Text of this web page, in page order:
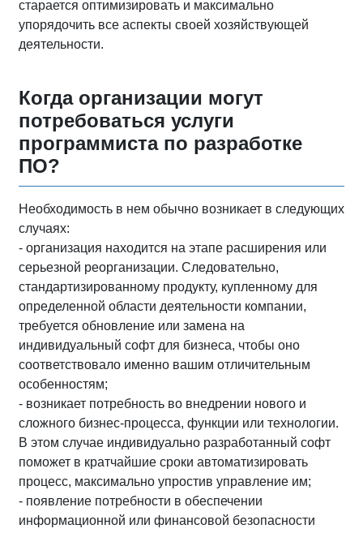
старается оптимизировать и максимально
упорядочить все аспекты своей хозяйствующей
деятельности.
Когда организации могут
потребоваться услуги
программиста по разработке
ПО?
Необходимость в нем обычно возникает в следующих
случаях:
- организация находится на этапе расширения или
серьезной реорганизации. Следовательно,
стандартизированному продукту, купленному для
определенной области деятельности компании,
требуется обновление или замена на
индивидуальный софт для бизнеса, чтобы оно
соответствовало именно вашим отличительным
особенностям;
- возникает потребность во внедрении нового и
сложного бизнес-процесса, функции или технологии.
В этом случае индивидуально разработанный софт
поможет в кратчайшие сроки автоматизировать
процесс, максимально упростив управление им;
- появление потребности в обеспечении
информационной или финансовой безопасности